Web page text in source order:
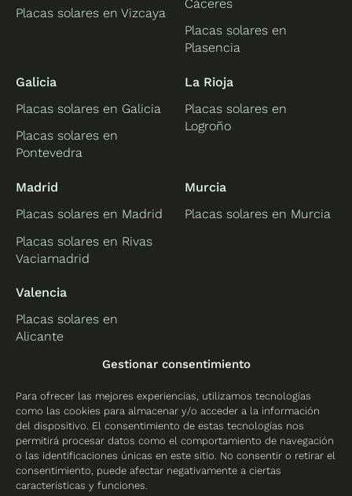
Gestionar consentimiento
Para ofrecer las mejores experiencias, utilizamos tecnologías
como las cookies para almacenar y/o acceder a la información
del dispositivo. El consentimiento de estas tecnologías nos
permitirá procesar datos como el comportamiento de navegación
o las identificaciones únicas en este sitio. No consentir o retirar el
consentimiento, puede afectar negativamente a ciertas
características y funciones.
Placas solares en Vizcaya
Cáceres
Placas solares en
Plasencia
Galicia
Placas solares en Galicia
Placas solares en
Pontevedra
La Rioja
Placas solares en
Logroño
Madrid
Placas solares en Madrid
Placas solares en Rivas
Vaciamadrid
Murcia
Placas solares en Murcia
Valencia
Placas solares en
Alicante
Placas solares en
Placas solares en
Valencia